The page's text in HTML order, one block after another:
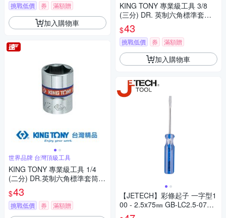
挑戰低價 券 滿額贈
加入購物車
世界品牌 台灣頂級工具
KING TONY 專業級工具 1/4
(二分) DR.英制六角標準套筒 9/
16inch (233518S)
$43
挑戰低價 券 滿額贈
KING TONY 專業級工具 3/8
(三分) DR. 英制六角標準套筒 1
5/32inch (333515S)
$43
挑戰低價 券 滿額贈
加入購物車
【JETECH】彩條起子 一字型1
00 - 2.5x75㎜ GB-LC2.5-075
(-)